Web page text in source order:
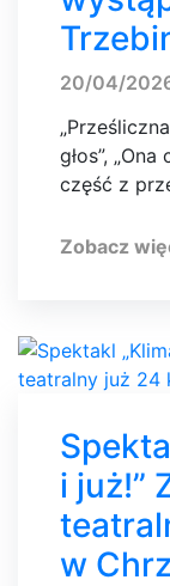
20/04/
głos”,
część z
Zobacz
i już!”
w